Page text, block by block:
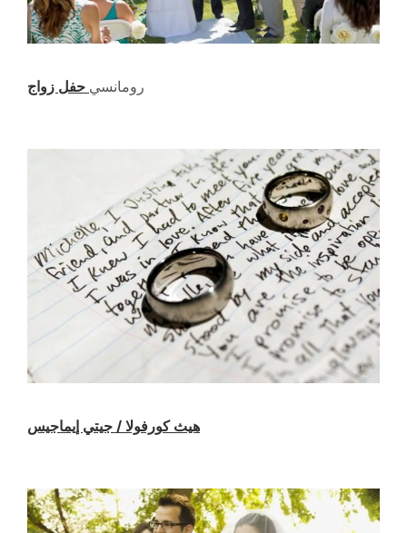
رومانسي حفل زواج
هيث كورفولا / جيتي إيماجيس